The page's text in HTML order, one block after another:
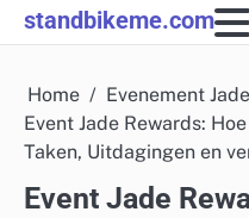
Skip
to
standbikeme.com
Home
Evenement
Event Jade Rewards:
Taken, Uitdagingen en
Event Jade